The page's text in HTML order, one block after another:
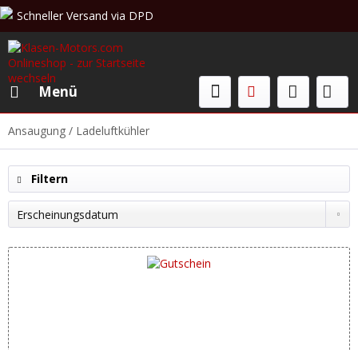
Schneller Versand via DPD
Beratung & Verkauf: +49 (0)208 62 67 34 02
Menü
Ansaugung / Ladeluftkühler
Filtern